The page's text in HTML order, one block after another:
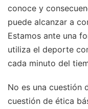
conoce y
puede alcanzar a
Estamos ante una
utiliza el deporte
cada minuto del
No es una cuestión
cuestión de ética